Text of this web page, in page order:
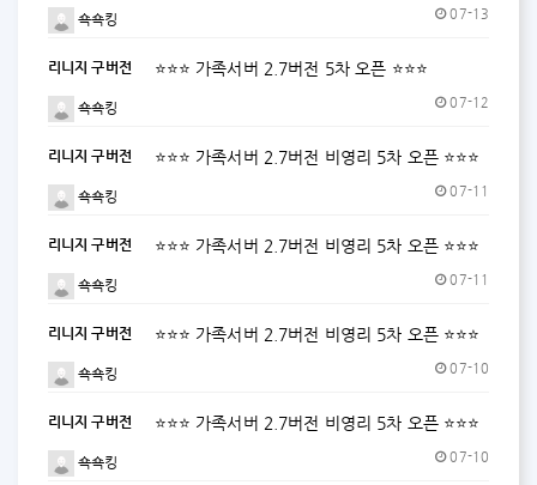
쇽쇽킹 07-13
리니지 구버전 ⭐⭐⭐ 가족서버 2.7버전 5차 오픈 ⭐⭐⭐
쇽쇽킹 07-12
리니지 구버전 ⭐⭐⭐ 가족서버 2.7버전 비영리 5차 오픈 ⭐⭐⭐
쇽쇽킹 07-11
리니지 구버전 ⭐⭐⭐ 가족서버 2.7버전 비영리 5차 오픈 ⭐⭐⭐
쇽쇽킹 07-11
리니지 구버전 ⭐⭐⭐ 가족서버 2.7버전 비영리 5차 오픈 ⭐⭐⭐
쇽쇽킹 07-10
리니지 구버전 ⭐⭐⭐ 가족서버 2.7버전 비영리 5차 오픈 ⭐⭐⭐
쇽쇽킹 07-10